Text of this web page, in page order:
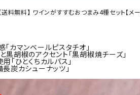
送料無料】 ワインがすすむおつまみ4種セット【
カマンベールピスタチオ」
胡椒のアクセント「黒胡椒焼チーズ」
「ひとくちカルパス」
炭カシューナッツ」